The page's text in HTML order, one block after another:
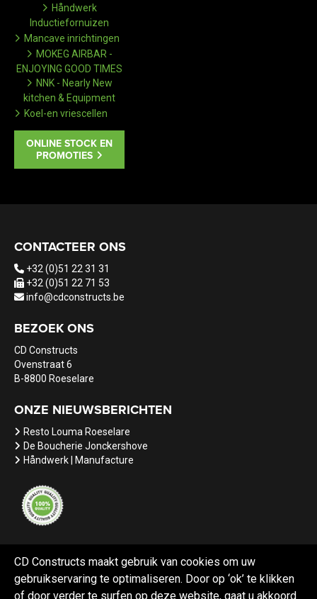
CD Constructs maakt gebruik van cookies om uw
gebruikservaring te optimaliseren. Door op ‘ok’ te klikken
of door verder te surfen op deze website, gaat u akkoord
Håndwerk
Inductiefornuizen
Mancave inrichtingen
MOKEG AIRBAR -
ENJOYING GOOD TIMES
NNK - Nearly New
kitchen & Equipment
Koel-en vriescellen
ONLINE STOCK EN
PROMOTIES
CONTACTEER ONS
+32 (0)51 22 31 31
+32 (0)51 22 71 53
info@cdconstructs.be
BEZOEK ONS
CD Constructs
Ovenstraat 6
B-8800 Roeselare
ONZE NIEUWSBERICHTEN
Resto Louma Roeselare
De Boucherie Jonckershove
Håndwerk | Manufacture
Referenties Nieuws Vacatures